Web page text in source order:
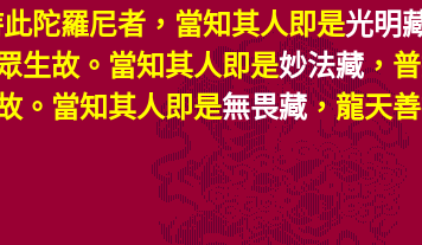
陀羅尼者，當知其人即是光明
生故。當知其人即是妙法藏，
。當知其人即是無畏藏，龍天